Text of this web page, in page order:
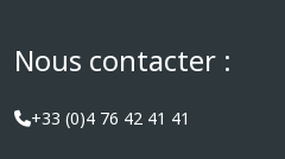
Nous contacter :
+33 (0)4 76 42 41 41